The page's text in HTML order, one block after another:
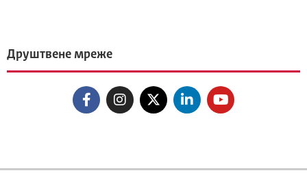
Друштвене мреже